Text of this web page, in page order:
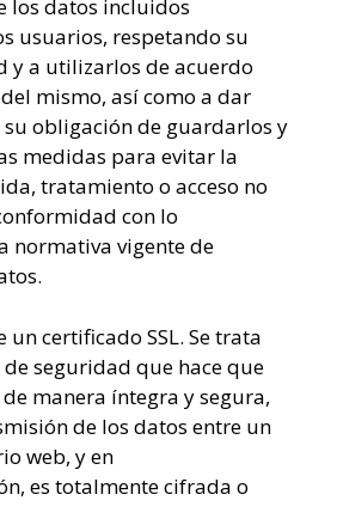
los datos incluidos
usuarios, respetando su
y a utilizarlos de acuerdo
mismo, así como a dar
obligación de guardarlos y
medidas para evitar la
tratamiento o acceso no
con lo
normativa vigente de
un certificado SSL. Se trata
seguridad que hace que
manera íntegra y segura,
de los datos entre un
web, y en
es totalmente cifrada o